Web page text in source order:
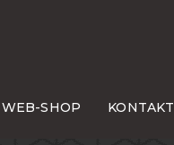
WEB-SHOP KONTAKT